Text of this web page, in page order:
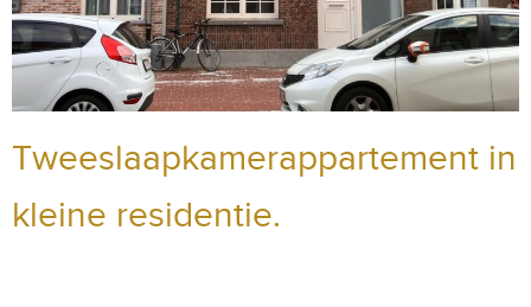
Tweeslaapkamerappartement in
kleine residentie.